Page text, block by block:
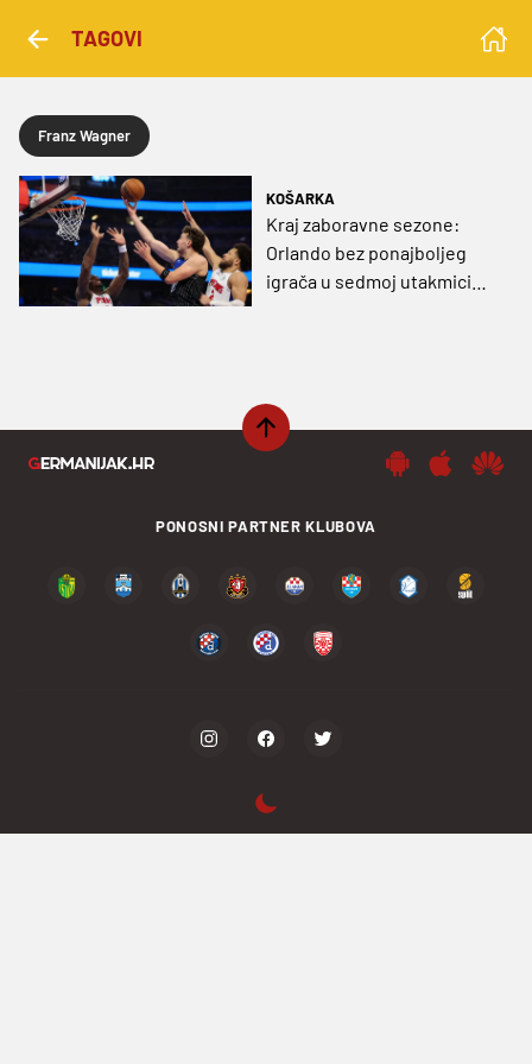
TAGOVI
Franz Wagner
KOŠARKA
Kraj zaboravne sezone:
Orlando bez ponajboljeg
igrača u sedmoj utakmici
PONOSNI PARTNER KLUBOVA